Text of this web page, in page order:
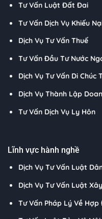
Tư Vấn Luật Đất Đai
Tư Vấn Dịch Vụ Khiếu
Dịch Vụ Tư Vấn Thuế
Tư Vấn Đầu Tư Nước
Dịch Vụ Tư Vấn Di Chúc
Dịch Vụ Thành Lập
Tư Vấn Dịch Vụ Ly Hôn
Lĩnh vực hành nghề
Dịch Vụ Tư Vấn Luật
Dịch Vụ Tư Vấn Luật
Tư Vấn Pháp Lý Về Hợp